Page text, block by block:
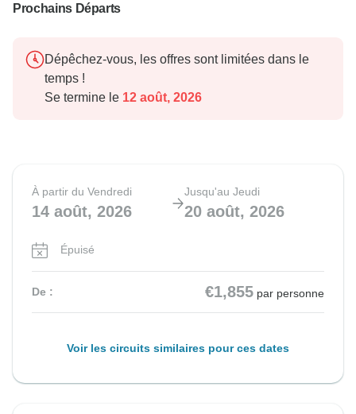
Prochains Départs
Dépêchez-vous, les offres sont limitées dans le
temps !
Se termine le 12 août, 2026
À partir du Vendredi
14 août, 2026
Jusqu'au Jeudi
20 août, 2026
Épuisé
De : €1,855 par personne
Voir les circuits similaires pour ces dates